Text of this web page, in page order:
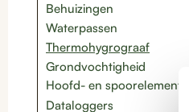
Behuizingen
Waterpassen
Thermohygrograaf
Grondvochtigheid
Hoofd- en spoorelementen
Dataloggers